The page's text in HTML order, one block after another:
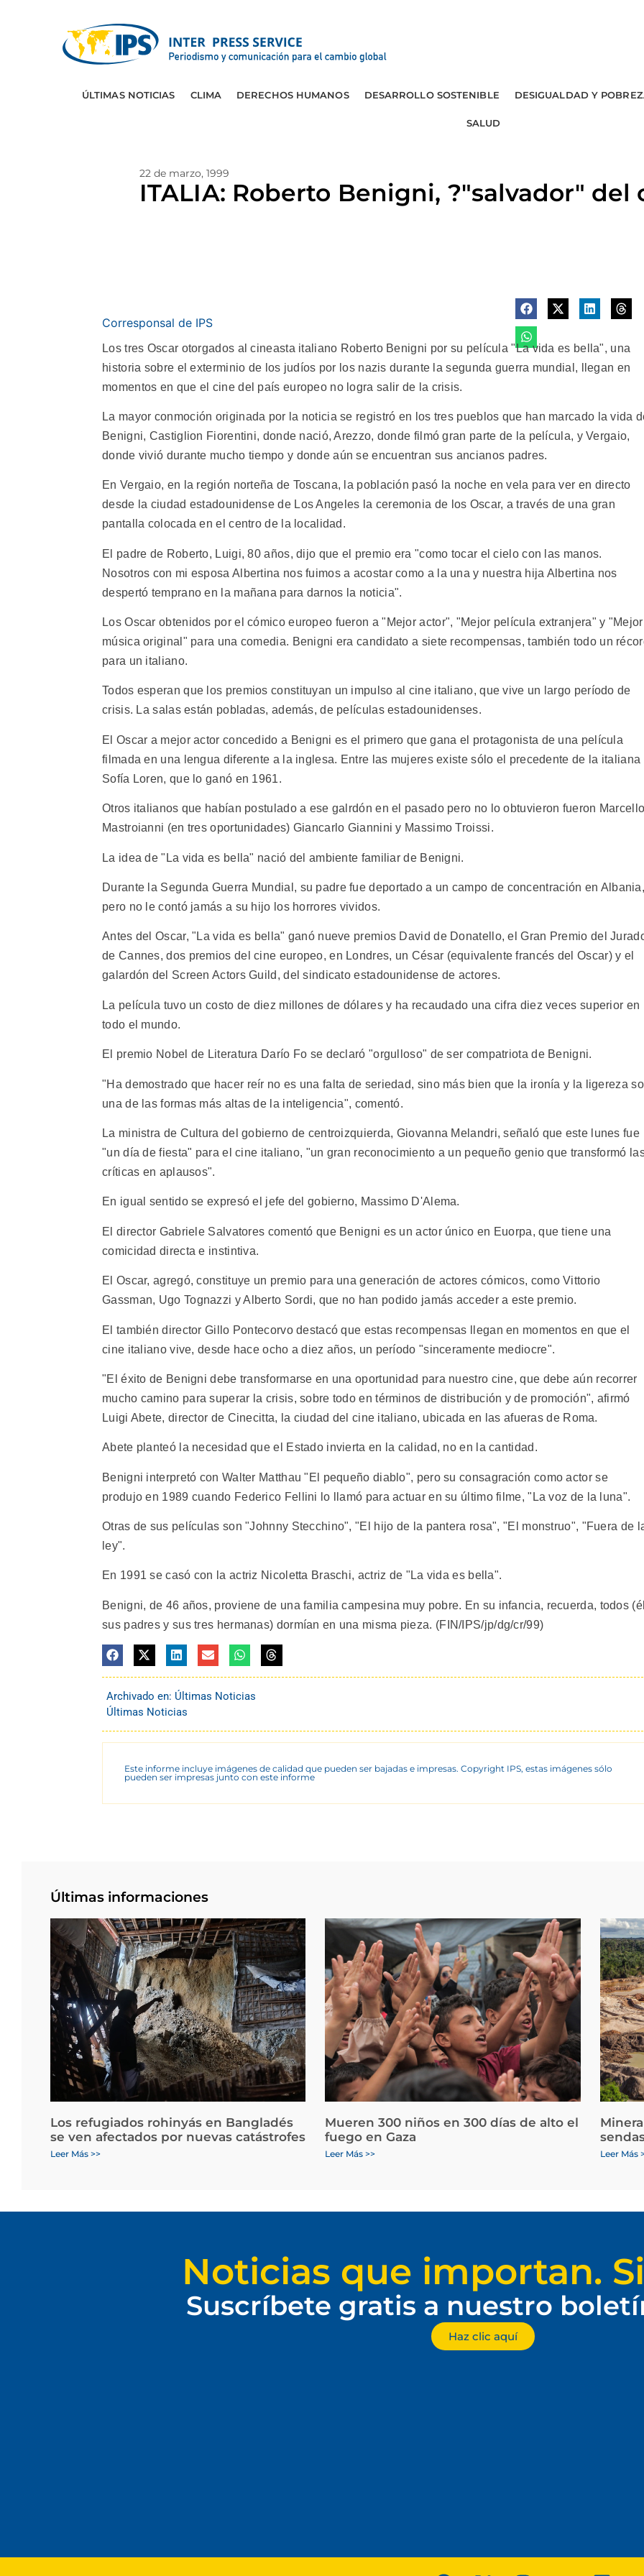
ÚLTIMAS NOTICIAS CLIMA DERECHOS HUMANOS DESARROLLO SOSTENIBLE DESIGUALDAD Y
SALUD
22 de marzo, 1999
ITALIA: Roberto Benigni, ?"salvador" del
Corresponsal de IPS
Los tres Oscar otorgados al cineasta italiano Roberto Benigni por su película "La vida es bella", una
historia sobre el exterminio de los judíos por los nazis durante la segunda guerra mundial, llegan en
momentos en que el cine del país europeo no logra salir de la crisis.
La mayor conmoción originada por la noticia se registró en los tres pueblos que han marcado la vida
Benigni, Castiglion Fiorentini, donde nació, Arezzo, donde filmó gran parte de la película, y Vergaio,
donde vivió durante mucho tiempo y donde aún se encuentran sus ancianos padres.
En Vergaio, en la región norteña de Toscana, la población pasó la noche en vela para ver en directo
desde la ciudad estadounidense de Los Angeles la ceremonia de los Oscar, a través de una gran
pantalla colocada en el centro de la localidad.
El padre de Roberto, Luigi, 80 años, dijo que el premio era "como tocar el cielo con las manos.
Nosotros con mi esposa Albertina nos fuimos a acostar como a la una y nuestra hija Albertina nos
despertó temprano en la mañana para darnos la noticia".
Los Oscar obtenidos por el cómico europeo fueron a "Mejor actor", "Mejor película extranjera" y "Mejor
música original" para una comedia. Benigni era candidato a siete recompensas, también todo un
para un italiano.
Todos esperan que los premios constituyan un impulso al cine italiano, que vive un largo período de
crisis. La salas están pobladas, además, de películas estadounidenses.
El Oscar a mejor actor concedido a Benigni es el primero que gana el protagonista de una película
filmada en una lengua diferente a la inglesa. Entre las mujeres existe sólo el precedente de la italiana
Sofía Loren, que lo ganó en 1961.
Otros italianos que habían postulado a ese galrdón en el pasado pero no lo obtuvieron fueron
Mastroianni (en tres oportunidades) Giancarlo Giannini y Massimo Troissi.
La idea de "La vida es bella" nació del ambiente familiar de Benigni.
Durante la Segunda Guerra Mundial, su padre fue deportado a un campo de concentración en
pero no le contó jamás a su hijo los horrores vividos.
Antes del Oscar, "La vida es bella" ganó nueve premios David de Donatello, el Gran Premio del
de Cannes, dos premios del cine europeo, en Londres, un César (equivalente francés del Oscar) y el
galardón del Screen Actors Guild, del sindicato estadounidense de actores.
La película tuvo un costo de diez millones de dólares y ha recaudado una cifra diez veces superior en
todo el mundo.
El premio Nobel de Literatura Darío Fo se declaró "orgulloso" de ser compatriota de Benigni.
"Ha demostrado que hacer reír no es una falta de seriedad, sino más bien que la ironía y la ligereza
una de las formas más altas de la inteligencia", comentó.
La ministra de Cultura del gobierno de centroizquierda, Giovanna Melandri, señaló que este lunes fue
"un día de fiesta" para el cine italiano, "un gran reconocimiento a un pequeño genio que transformó
críticas en aplausos".
En igual sentido se expresó el jefe del gobierno, Massimo D'Alema.
El director Gabriele Salvatores comentó que Benigni es un actor único en Euorpa, que tiene una
comicidad directa e instintiva.
El Oscar, agregó, constituye un premio para una generación de actores cómicos, como Vittorio
Gassman, Ugo Tognazzi y Alberto Sordi, que no han podido jamás acceder a este premio.
El también director Gillo Pontecorvo destacó que estas recompensas llegan en momentos en que el
cine italiano vive, desde hace ocho a diez años, un período "sinceramente mediocre".
"El éxito de Benigni debe transformarse en una oportunidad para nuestro cine, que debe aún recorrer
mucho camino para superar la crisis, sobre todo en términos de distribución y de promoción", afirmó
Luigi Abete, director de Cinecitta, la ciudad del cine italiano, ubicada en las afueras de Roma.
Abete planteó la necesidad que el Estado invierta en la calidad, no en la cantidad.
Benigni interpretó con Walter Matthau "El pequeño diablo", pero su consagración como actor se
produjo en 1989 cuando Federico Fellini lo llamó para actuar en su último filme, "La voz de la luna".
Otras de sus películas son "Johnny Stecchino", "El hijo de la pantera rosa", "El monstruo", "Fuera de
ley".
En 1991 se casó con la actriz Nicoletta Braschi, actriz de "La vida es bella".
Benigni, de 46 años, proviene de una familia campesina muy pobre. En su infancia, recuerda, todos
sus padres y sus tres hermanas) dormían en una misma pieza. (FIN/IPS/jp/dg/cr/99)
Archivado en: Últimas Noticias
Últimas Noticias
Este informe incluye imágenes de calidad que pueden ser bajadas e impresas. Copyright IPS, estas imágenes sólo
pueden ser impresas junto con este informe
Últimas informaciones
Los refugiados rohinyás en Bangladés
se ven afectados por nuevas catástrofes
Leer Más >>
Mueren 300 niños en 300 días de alto el
fuego en Gaza
Leer Más >> Leer Más
Noticias que importan.
Suscríbete gratis a nuestro
Haz clic aquí